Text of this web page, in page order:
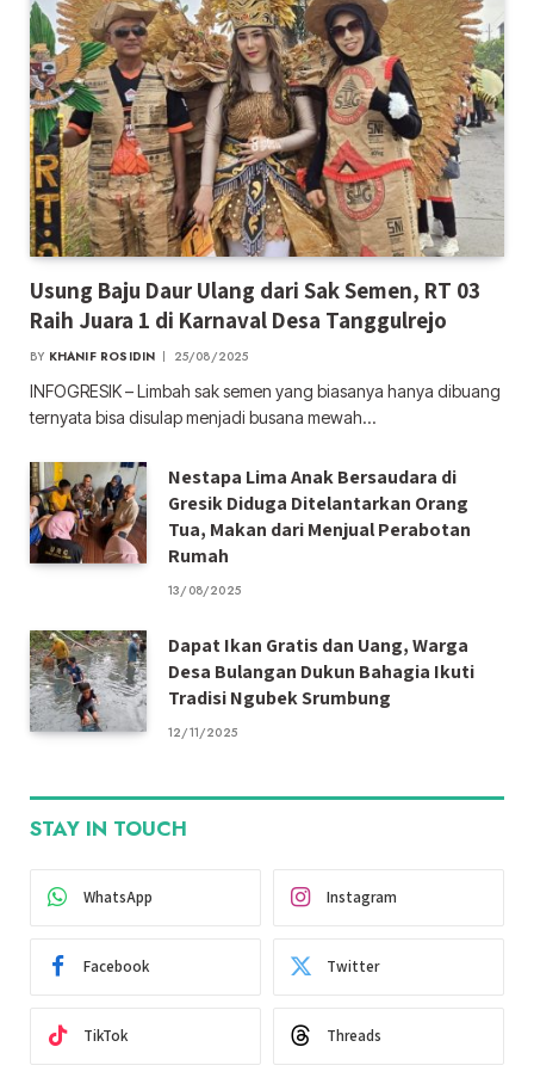
Usung Baju Daur Ulang dari Sak Semen, RT 03
Raih Juara 1 di Karnaval Desa Tanggulrejo
BY KHANIF ROSIDIN 25/08/2025
INFOGRESIK – Limbah sak semen yang biasanya hanya dibuang
ternyata bisa disulap menjadi busana mewah…
Nestapa Lima Anak Bersaudara di
Gresik Diduga Ditelantarkan Orang
Tua, Makan dari Menjual Perabotan
Rumah
13/08/2025
Dapat Ikan Gratis dan Uang, Warga
Desa Bulangan Dukun Bahagia Ikuti
Tradisi Ngubek Srumbung
12/11/2025
STAY IN TOUCH
WhatsApp Instagram
Facebook Twitter
TikTok Threads